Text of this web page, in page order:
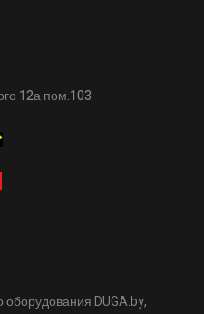
12а пом.103
DUGA.by,